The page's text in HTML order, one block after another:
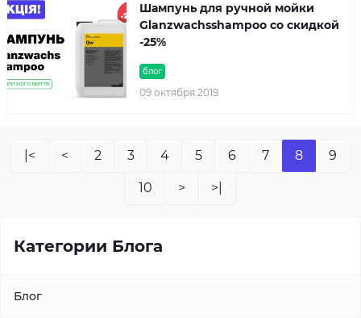
блог
09 октября 2019
Шампунь для ручной мойки
Glanzwachsshampoo со скидкой
-25%
|< < 2 3 4 5 6 7 8 9
10 > >|
Категории Блога
Блог